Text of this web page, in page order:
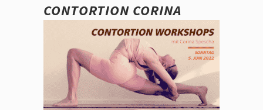
CONTORTION CORINA